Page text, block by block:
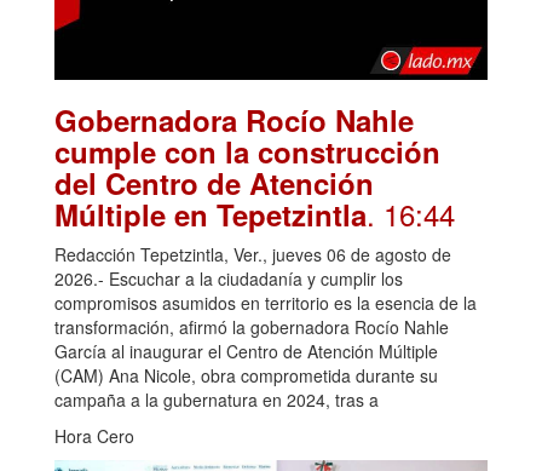
Gobernadora Rocío Nahle
cumple con la construcción
del Centro de Atención
Múltiple en Tepetzintla. 16:44
Redacción Tepetzintla, Ver., jueves 06 de agosto de
2026.- Escuchar a la ciudadanía y cumplir los
compromisos asumidos en territorio es la esencia de la
transformación, afirmó la gobernadora Rocío Nahle
García al inaugurar el Centro de Atención Múltiple
(CAM) Ana Nicole, obra comprometida durante su
campaña a la gubernatura en 2024, tras a
Hora Cero